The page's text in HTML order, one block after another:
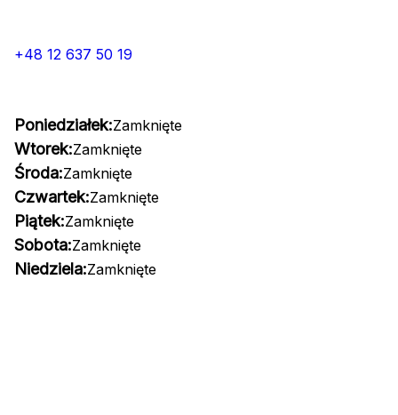
+48 12 637 50 19
Poniedziałek:Zamknięte
Wtorek:Zamknięte
Środa:Zamknięte
Czwartek:Zamknięte
Piątek:Zamknięte
Sobota:Zamknięte
Niedziela:Zamknięte